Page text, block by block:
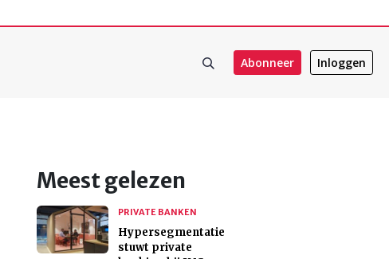
Abonneer Inloggen
Meest gelezen
PRIVATE BANKEN
Hypersegmentatie
stuwt private